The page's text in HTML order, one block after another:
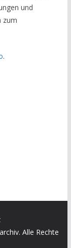
und
zum
.
Alle Rechte